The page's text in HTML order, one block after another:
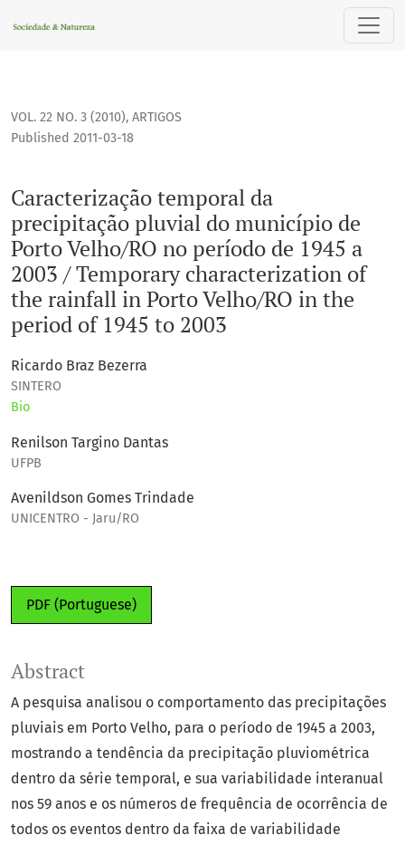
Caracterização temporal da precipitação pluvial do
VOL. 22 NO. 3 (2010), ARTIGOS
Caracterização temporal da
precipitação pluvial do município de
Porto Velho/RO no período de 1945 a
2003 / Temporary characterization of
the rainfall in Porto Velho/RO in the
period of 1945 to 2003
Published 2011-03-18
Ricardo Braz Bezerra
SINTERO
Bio
Renilson Targino Dantas
UFPB
Avenildson Gomes Trindade
UNICENTRO - Jaru/RO
PDF (Portuguese)
Abstract
A pesquisa analisou o comportamento das precipitações
pluviais em Porto Velho, para o período de 1945 a 2003,
mostrando a tendência da precipitação pluviométrica
dentro da série temporal, e sua variabilidade interanual
nos 59 anos e os números de frequência de ocorrência de
todos os eventos dentro da faixa de variabilidade